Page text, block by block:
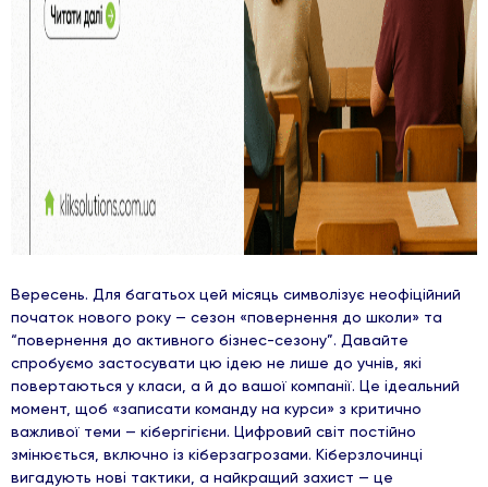
Вересень. Для багатьох цей місяць символізує неофіційний
початок нового року — сезон «повернення до школи» та
“повернення до активного бізнес-сезону”. Давайте
спробуємо застосувати цю ідею не лише до учнів, які
повертаються у класи, а й до вашої компанії. Це ідеальний
момент, щоб «записати команду на курси» з критично
важливої теми — кібергігієни. Цифровий світ постійно
змінюється, включно із кіберзагрозами. Кіберзлочинці
вигадують нові тактики, а найкращий захист — це